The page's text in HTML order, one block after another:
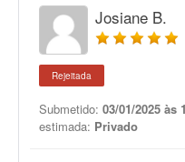
Josiane B.
Rejeitada
Submetido: 03/01/2025 às
estimada: Privado